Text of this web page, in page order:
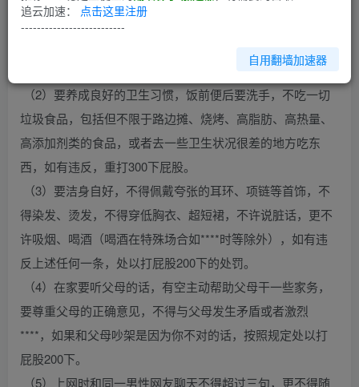
体，一周最多可睡两次懒觉（起床时间不得晚于上午9：
（2）要养成良好的卫生习惯，饭前便后要洗手，不吃一切
垃圾食品，包括但不限于路边摊、烧烤、高脂肪、高热量、
高添加剂类的食品，或者去一些卫生状况很差的地方吃东
西，如有违反，重打300下屁股。
（3）要洁身自好，不得佩戴夸张的耳环、项链等首饰，不
得染发、烫发，不得穿低胸衣、超短裙，不许说脏话，更不
许吸烟、喝酒（喝酒在特殊场合如****时等除外），如有违
反上述任何一条，处以打屁股200下的处罚。
（4）在家要听父母的话，有空主动帮助父母干一些家务，
要尊重父母的正确意见，不得与父母发生矛盾或者激烈
****，如果和父母吵架是因为你不对的话，按照规定处以打
屁股200下。
（5）上网时和同一男性网友聊天不得超过三句，更不得随
追云加速： 点击这里注册
--------------------------
自用翻墙加速器